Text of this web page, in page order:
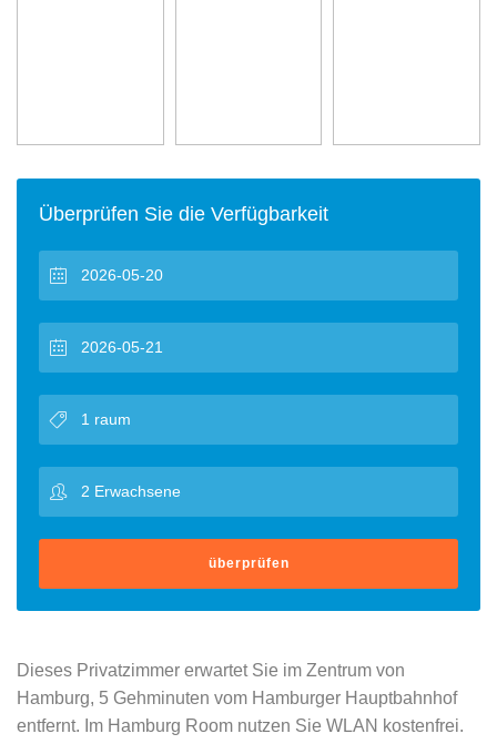
Überprüfen Sie die Verfügbarkeit
überprüfen
Dieses Privatzimmer erwartet Sie im Zentrum von
Hamburg, 5 Gehminuten vom Hamburger Hauptbahnhof
entfernt. Im Hamburg Room nutzen Sie WLAN kostenfrei.